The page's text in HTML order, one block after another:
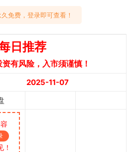
免费，登录即可查看！
日推荐
有风险，入市须谨慎！
2025-11-07
！